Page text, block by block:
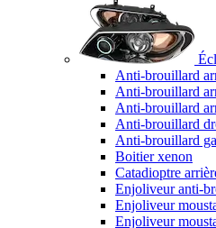
Anti-brouillard
Anti-brouillard
Anti-brouillard
Anti-brouillard
Anti-brouillard
Boitier xenon
Catadioptre
Enjoliveur anti-
Enjoliveur
Enjoliveur